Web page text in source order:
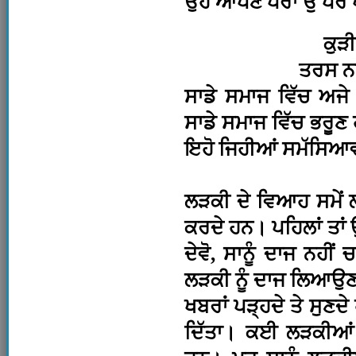
ਤਰਸ
ਸਾਡੇ ਸਮਾਜ ਵਿੱਚ
ਸਾਡੇ ਸਮਾਜ ਵਿੱਚ
ਇਹੋ ਜਿਹੀਆਂ
ਲੜਕੀ ਦੇ ਵਿਆਹ ਸਮੇਂ
ਕਰਦੇ ਹਨ। ਪਹਿਲਾਂ
ਦੇਵੋ, ਸਾਨੂੰ ਦਾਜ ਨਹੀਂ
ਲੜਕੀ ਨੂੰ ਦਾਜ
ਖਬਰਾਂ ਪੜ੍ਹਦੇ ਤੇ ਸੁਣਦੇ
ਦਿੱਤਾ। ਕਈ